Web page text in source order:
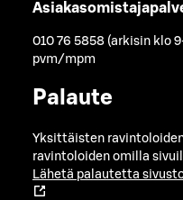
010 76 5858 (arkisin klo
pvm/mpm
Palaute
Yksittäisten
ravintoloiden omilla
Lähetä palautetta